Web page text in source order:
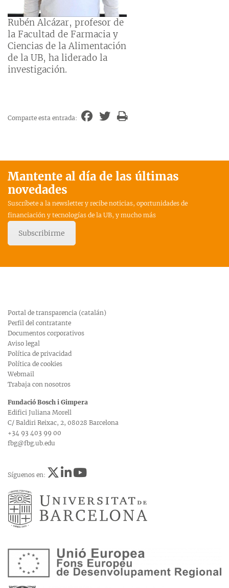
Rubén Alcázar, profesor de
la Facultad de Farmacia y
Ciencias de la Alimentación
de la UB, ha liderado la
investigación.
Comparte esta entrada:
Mantente al día de las últimas
novedades
Suscríbete a la newsletter y recibe noticias, oportunidades de
financiación y tecnologías de la UB, y mucho más
Subscribirme
Portal de transparencia (catalán)
Perfil del contratante
Documentos corporativos
Aviso legal
Política de privacidad
Política de cookies
Webmail
Trabaja con nosotros
Fundació Bosch i Gimpera
Edifici Juliana Morell
C/ Baldiri Reixac, 2, 08028 Barcelona
+34 93 403 99 00
fbg@fbg.ub.edu
Síguenos en: